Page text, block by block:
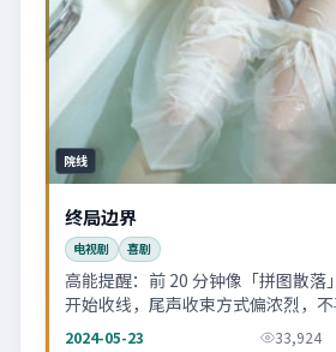
院线
终局边界
电视剧 喜剧
高能提醒：前 20 分钟像「拼图散落
开始收线，尾声收束方式偏浓烈，
观众可自行避雷。
2024-05-23 33,924